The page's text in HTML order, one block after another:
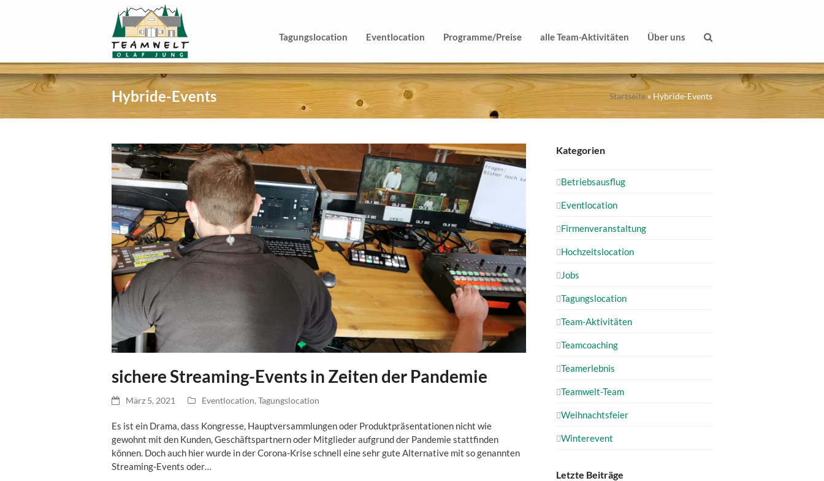
Tagungslocation Eventlocation Programme/Preise alle Team-Aktivitäten Über uns
Hybride-Events Startseite » Hybride-Events
sichere Streaming-Events in Zeiten der Pandemie
März 5, 2021 Eventlocation, Tagungslocation
Es ist ein Drama, dass Kongresse, Hauptversammlungen oder Produktpräsentationen nicht wie
gewohnt mit den Kunden, Geschäftspartnern oder Mitglieder aufgrund der Pandemie stattfinden
können. Doch auch hier wurde in der Corona-Krise schnell eine sehr gute Alternative mit so genannten
Streaming-Events oder…
Kategorien
Betriebsausflug
Eventlocation
Firmenveranstaltung
Hochzeitslocation
Jobs
Tagungslocation
Team-Aktivitäten
Teamcoaching
Teamerlebnis
Teamwelt-Team
Weihnachtsfeier
Winterevent
Letzte Beiträge